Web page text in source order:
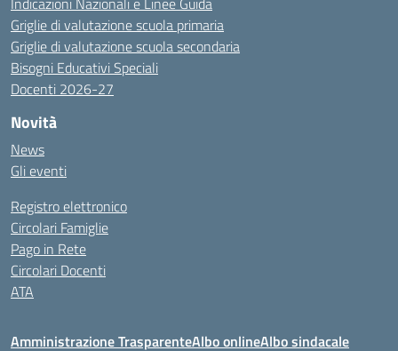
Griglie di valutazione scuola primaria
Griglie di valutazione scuola secondaria
Bisogni Educativi Speciali
Docenti 2026-27
Novità
News
Gli eventi
Registro elettronico
Circolari Famiglie
Pago in Rete
Circolari Docenti
ATA
Amministrazione TrasparenteAlbo onlineAlbo sindacale